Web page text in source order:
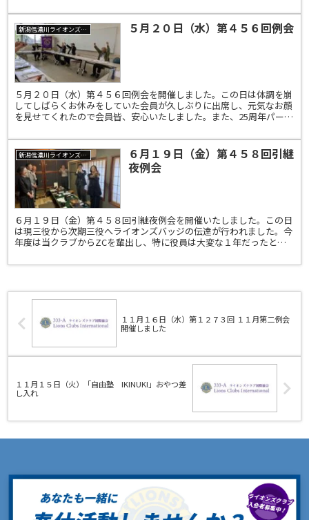
新潟信濃川ライオンズクラブ ５月２０日（水）第４５６回例会
５月２０日（水）第４５６回例会を開催しました。この日は体調を崩
してしばらくお休みをしていた会員が久しぶりに出席し、元気なお顔
を見せてくれたので会員皆、安心いたしました。また、25周年パーテ
新潟信濃川ライオンズクラブ
６月１９日（金）第４５８回引継
夜例会
６月１９日（金）第４５８回引継夜例会を開催いたしました。この日
は現三役から次期三役へライオンズバッジの伝達が行われました。今
年度は当クラブからZCを輩出し、特に役員は大変な１年だったと思
１１月１６日（水）第１２７３回 １１月第二例会
開催しました
１１月１５日（火）「自由塾 IKINUKI」おやつ差
し入れ